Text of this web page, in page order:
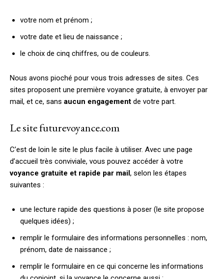
votre nom et prénom ;
votre date et lieu de naissance ;
le choix de cinq chiffres, ou de couleurs.
Nous avons pioché pour vous trois adresses de sites. Ces
sites proposent une première voyance gratuite, à envoyer par
mail, et ce, sans aucun engagement de votre part.
Le site futurevoyance.com
C’est de loin le site le plus facile à utiliser. Avec une page
d’accueil très conviviale, vous pouvez accéder à votre
voyance gratuite et rapide par mail, selon les étapes
suivantes :
une lecture rapide des questions à poser (le site propose
quelques idées) ;
remplir le formulaire des informations personnelles : nom,
prénom, date de naissance ;
remplir le formulaire en ce qui concerne les informations